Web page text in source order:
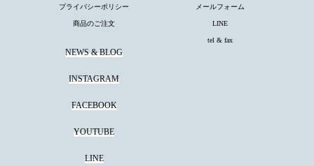
メールフォーム
LINE
tel & fax
プライバシーポリシー
商品のご注文
NEWS & BLOG
INSTAGRAM
FACEBOOK
YOUTUBE
LINE